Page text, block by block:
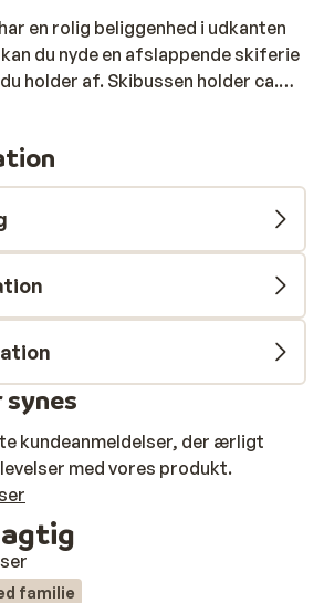
en rolig beliggenhed i udkanten
du nyde en afslappende skiferie
holder af. Skibussen holder ca.
og kan nemt og bekvemt
hvor du kan nyde en kold øl eller
en lang dag på ski.
kundeanmeldelser, der ærligt
med vores produkt.
familie